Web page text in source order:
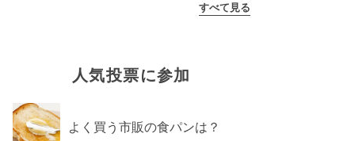
すべて見る
人気投票に参加
よく買う市販の食パンは？